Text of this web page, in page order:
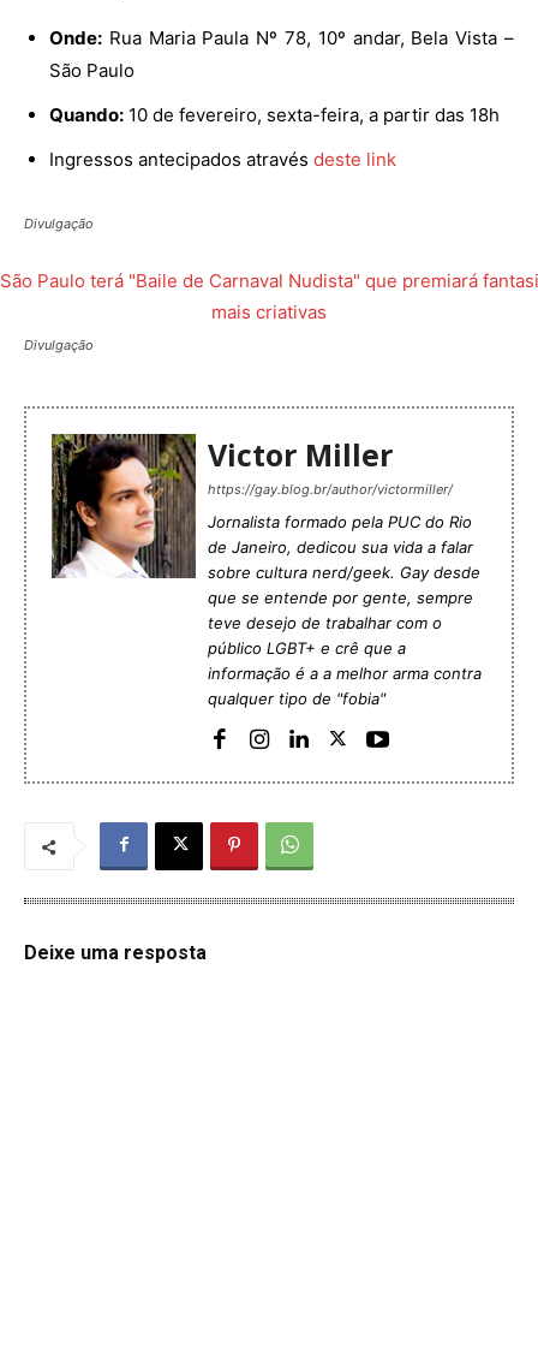
Onde: Rua Maria Paula Nº 78, 10º andar, Bela Vista –
São Paulo
Quando: 10 de fevereiro, sexta-feira, a partir das 18h
Ingressos antecipados através deste link
Divulgação
Divulgação
Victor Miller
https://gay.blog.br/author/victormiller/
Jornalista formado pela PUC do Rio
de Janeiro, dedicou sua vida a falar
sobre cultura nerd/geek. Gay desde
que se entende por gente, sempre
teve desejo de trabalhar com o
público LGBT+ e crê que a
informação é a a melhor arma contra
qualquer tipo de "fobia"
Deixe uma resposta